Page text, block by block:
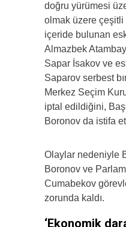
doğru yürümesi
olmak üzere çeşitli
içeride bulunan
Almazbek
Sapar İsakov ve
Saparov serbest
Merkez Seçim
iptal edildiğini,
Boronov da istifa
Olaylar nedeniyle
Boronov ve
Cumabekov
zorunda kaldı.
‘Ekonomik